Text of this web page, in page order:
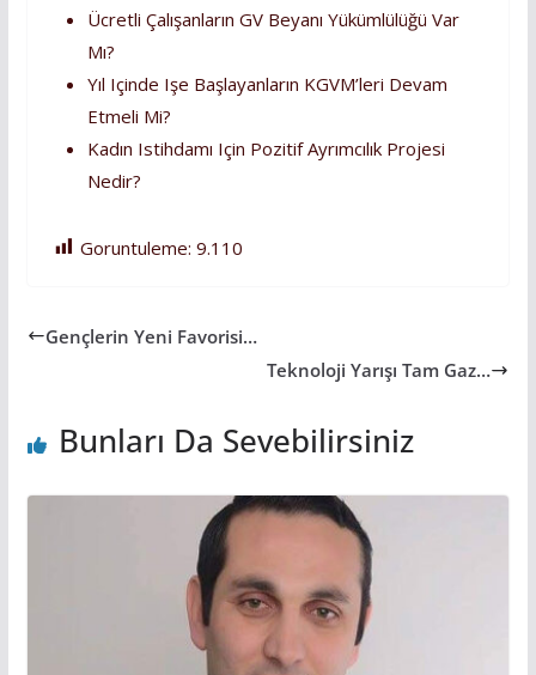
Ücretli Çalışanların GV Beyanı Yükümlülüğü Var
Mı?
Yıl Içinde Işe Başlayanların KGVM’leri Devam
Etmeli Mi?
Kadın Istihdamı Için Pozitif Ayrımcılık Projesi
Nedir?
Goruntuleme: 9.110
Gençlerin Yeni Favorisi…
Teknoloji Yarışı Tam Gaz…
Bunları Da Sevebilirsiniz